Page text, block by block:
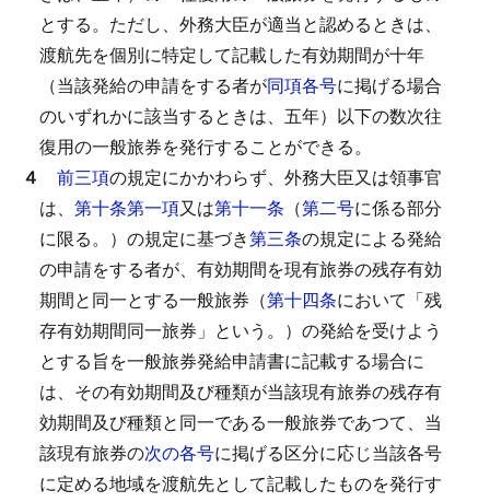
とする。 ただし、外務大臣が適当と認めるときは、
渡航先を個別に特定して記載した有効期間が十年
（当該発給の申請をする者が同項各号に掲げる場合
のいずれかに該当するときは、五年）以下の数次往
復用の一般旅券を発行することができる。
４ 前三項の規定にかかわらず、外務大臣又は領事官
は、 第十条第一項又は第十一条 （第二号に係る部分
に限る。）の規定に基づき第三条の規定による発給
の申請をする者が、有効期間を現有旅券の残存有効
期間と同一とする一般旅券（第十四条において「残
存有効期間同一旅券」という。）の発給を受けよう
とする旨を一般旅券発給申請書に記載する場合に
は、その有効期間及び種類が当該現有旅券の残存有
効期間及び種類と同一である一般旅券であつて、当
該現有旅券の次の各号に掲げる区分に応じ当該各号
に定める地域を渡航先として記載したものを発行す